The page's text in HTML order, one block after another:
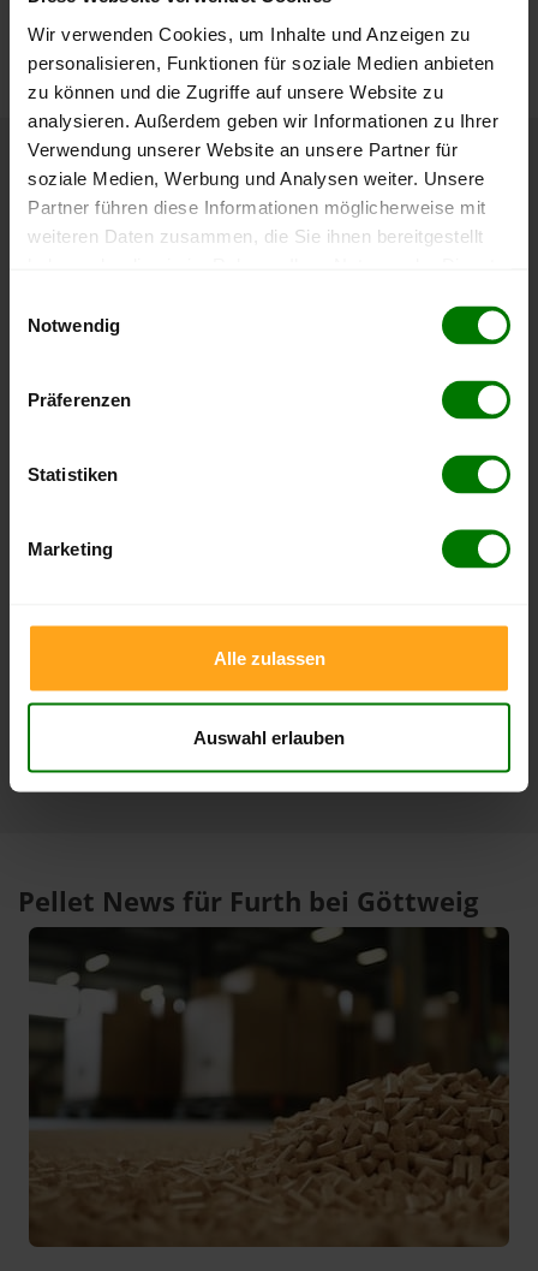
Wir verwenden Cookies, um Inhalte und Anzeigen zu
personalisieren, Funktionen für soziale Medien anbieten
zu können und die Zugriffe auf unsere Website zu
analysieren. Außerdem geben wir Informationen zu Ihrer
Verwendung unserer Website an unsere Partner für
soziale Medien, Werbung und Analysen weiter. Unsere
Partner führen diese Informationen möglicherweise mit
weiteren Daten zusammen, die Sie ihnen bereitgestellt
Notwendig
Präferenzen
Statistiken
Marketing
Alle zulassen
Auswahl erlauben
können Sie jederzeit auf unserer Pelletspreise-Seite
nachvollziehen.
Höchst- und Tiefststände der
Pelletspreise in Furth bei Göttweig
Pelletspreise für lose Holzpellets
. Das dazugehörige
Datum zeigt, wann der Höchst- oder Tiefststand im
Tiefststand
4 Wochen
396,00 €
3 Monate 408,00 €
10.08.2026
386,99 €
1 Jahr 420,00 € 301,00 €
Pellet News für Furth bei Göttweig